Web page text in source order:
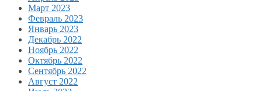
Март 2023
Февраль 2023
Январь 2023
Декабрь 2022
Ноябрь 2022
Октябрь 2022
Сентябрь 2022
Август 2022